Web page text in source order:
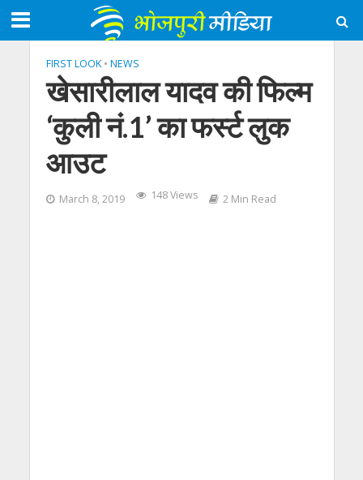
FIRST LOOK • NEWS
खेसारीलाल यादव की फिल्‍म
‘कुली नं.1’ का फर्स्‍ट लुक
आउट
March 8, 2019 148 Views 2 Min Read